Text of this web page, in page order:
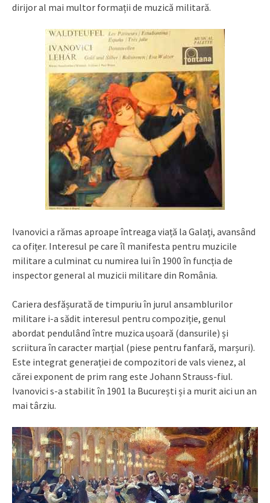
dirijor al mai multor formații de muzică militară.
Ivanovici a rămas aproape întreaga viață la Galați, avansând
ca ofițer. Interesul pe care îl manifesta pentru muzicile
militare a culminat cu numirea lui în 1900 în funcția de
inspector general al muzicii militare din România.
Cariera desfășurată de timpuriu în jurul ansamblurilor
militare i-a sădit interesul pentru compoziție, genul
abordat pendulând între muzica ușoară (dansurile) și
scriitura în caracter marțial (piese pentru fanfară, marșuri).
Este integrat generației de compozitori de vals vienez, al
cărei exponent de prim rang este Johann Strauss-fiul.
Ivanovici s-a stabilit în 1901 la București și a murit aici un an
mai târziu.